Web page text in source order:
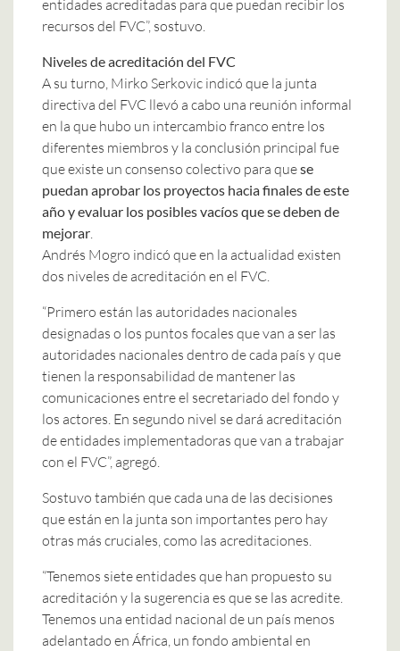
entidades acreditadas para que puedan recibir los
recursos del FVC”, sostuvo.
Niveles de acreditación del FVC
A su turno, Mirko Serkovic indicó que la junta
directiva del FVC llevó a cabo una reunión informal
en la que hubo un intercambio franco entre los
diferentes miembros y la conclusión principal fue
que existe un consenso colectivo para quese
puedan aprobar los proyectos hacia finales de este
año y evaluar los posibles vacíos que se deben de
mejorar
Andrés Mogro indicó que en la actualidad existen
dos niveles de acreditación en el FVC.
“Primero están las autoridades nacionales
designadas o los puntos focales que van a ser las
autoridades nacionales dentro de cada país y que
tienen la responsabilidad de mantener las
comunicaciones entre el secretariado del fondo y
los actores. En segundo nivel se dará acreditación
de entidades implementadoras que van a trabajar
con el FVC”, agregó.
Sostuvo también que cada una de las decisiones
que están en la junta son importantes pero hay
otras más cruciales, como las acreditaciones.
“Tenemos siete entidades que han propuesto su
acreditación y la sugerencia es que se las acredite.
Tenemos una entidad nacional de un país menos
adelantado en África, un fondo ambiental en